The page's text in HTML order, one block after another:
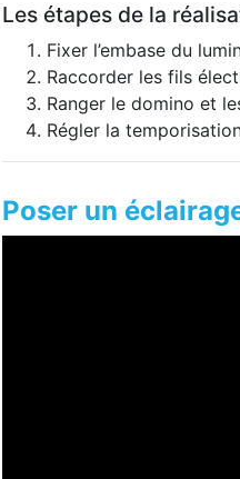
Les étapes de la
Fixer l’embase du
Raccorder les fils
Ranger le domino et
Régler la
Poser un